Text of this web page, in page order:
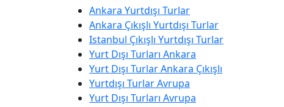
Ankara Yurtdışı Turlar
Ankara Çıkışlı Yurtdışı Turlar
Istanbul Çıkışlı Yurtdışı Turlar
Yurt Dışı Turları Ankara
Yurt Dışı Turlar Ankara Çıkışlı
Yurtdışı Turlar Avrupa
Yurt Dışı Turları Avrupa